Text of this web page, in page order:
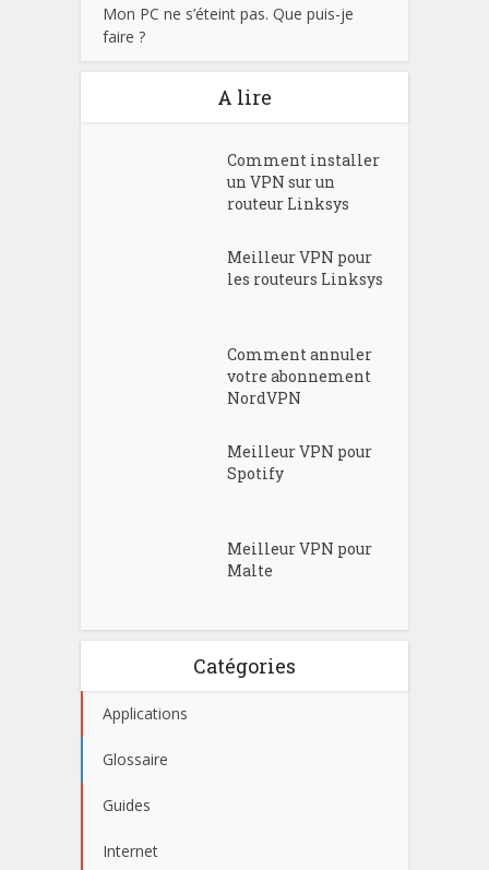
Mon PC ne s’éteint pas. Que puis-je
faire ?
A lire
Comment installer
un VPN sur un
routeur Linksys
Meilleur VPN pour
les routeurs Linksys
Comment annuler
votre abonnement
NordVPN
Meilleur VPN pour
Spotify
Meilleur VPN pour
Malte
Catégories
Applications
Glossaire
Guides
Internet